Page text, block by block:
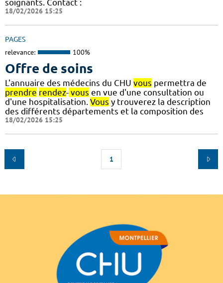
soignants. Contact :
18/02/2026 15:25
PAGES
relevance: 100%
Offre de soins
L'annuaire des médecins du CHU vous permettra de
prendre rendez- vous en vue d'une consultation ou
d'une hospitalisation. Vous y trouverez la description
des différents départements et la composition des
18/02/2026 15:25
1